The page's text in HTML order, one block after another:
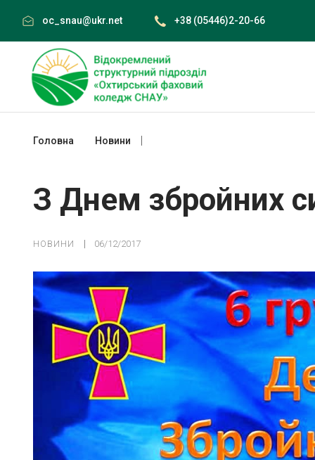
content
oc_snau@ukr.net +38 (05446)2-20-66
Головна Новини
З Днем збройних
НОВИНИ 06/12/2017